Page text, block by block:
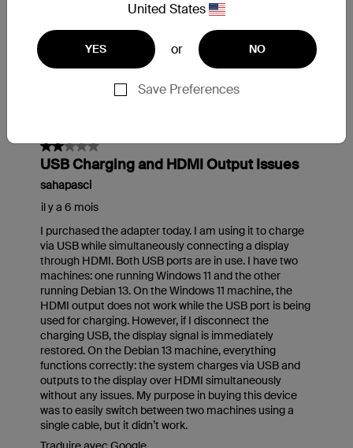
United States
YES or NO
Save Preferences